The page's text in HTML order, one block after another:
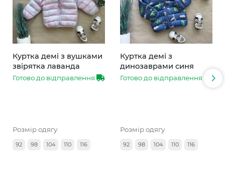
Куртка демі з вушками
звірятка лаванда
Готово до відправлення
Розмір одягу
92 98 104 110 116
Куртка демі з
динозаврами синя
Готово до відправлення
Розмір одягу
92 98 104 110 116